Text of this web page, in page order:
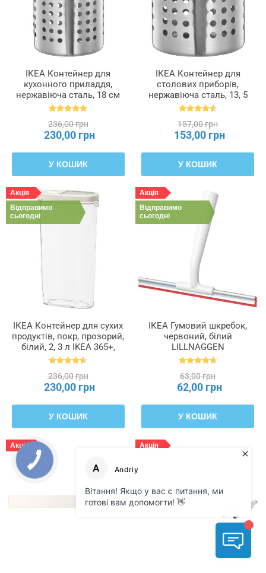
ІКЕА Контейнер для
кухонного приладдя,
нержавіюча сталь, 18 см
ORDNING ОРДНИНГ,
236,00 грн
230,00 грн
У КОШИК
ІКЕА Контейнер для
столових приборів,
нержавіюча сталь, 13, 5
см ORDNING ОРДНИНГ,
157,00 грн
153,00 грн
У КОШИК
Акція
Відправимо
сьогодні
ІКЕА Контейнер для сухих
продуктів, покр, прозорий,
білий, 2, 3 л IKEA 365+,
900.667.08
236,00 грн
230,00 грн
У КОШИК
Акція
Відправимо
сьогодні
ІКЕА Гумовий шкребок,
червоний, білий
LILLNAGGEN
ЛІЛЛЬНАГЕН, 402.435.96
63,00 грн
62,00 грн
У КОШИК
Акція Акція